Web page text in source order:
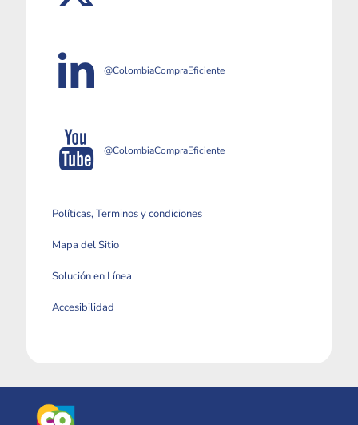
@ColombiaCompraEficiente
@ColombiaCompraEficiente
Políticas, Terminos y condiciones
Mapa del Sitio
Solución en Línea
Accesibilidad